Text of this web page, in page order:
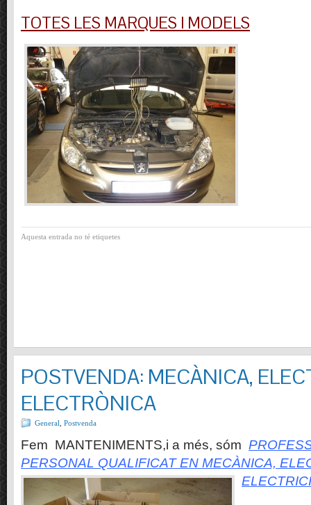
TOTES LES MARQUES I MODELS
Aquesta entrada no té etiquetes
POSTVENDA: MECÀNICA,
ELECTRÒNICA
General Postvenda
Fem MANTENIMENTS,i a més, sóm
PERSONAL QUALIFICAT EN MECÀNICA,